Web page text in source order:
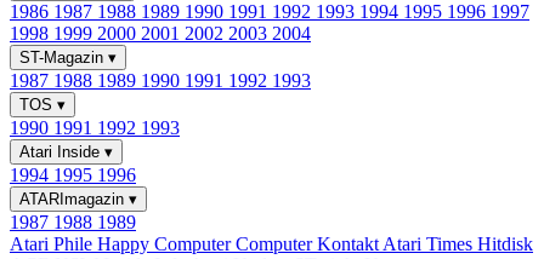
1986 1987 1988 1989 1990 1991 1992 1993 1994 1995 1996 1997
1998 1999 2000 2001 2002 2003 2004
ST-Magazin ▾
1987 1988 1989 1990 1991 1992 1993
TOS ▾
1990 1991 1992 1993
Atari Inside ▾
1994 1995 1996
ATARImagazin ▾
1987 1988 1989
Atari Phile Happy ComputerComputer Kontakt Atari Times Hitdisk